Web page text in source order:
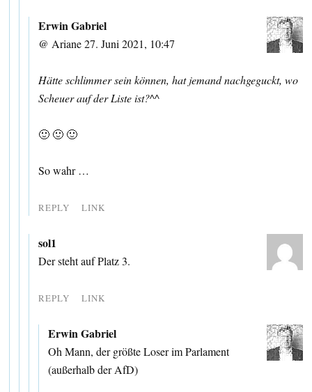
Erwin Gabriel
@ Ariane 27. Juni 2021, 10:47
Hätte schlimmer sein können, hat jemand nachgeguckt, wo
Scheuer auf der Liste ist?^^
🙂 🙂 🙂
So wahr …
REPLY LINK
sol1
Der steht auf Platz 3.
REPLY LINK
Erwin Gabriel
Oh Mann, der größte Loser im Parlament
(außerhalb der AfD)